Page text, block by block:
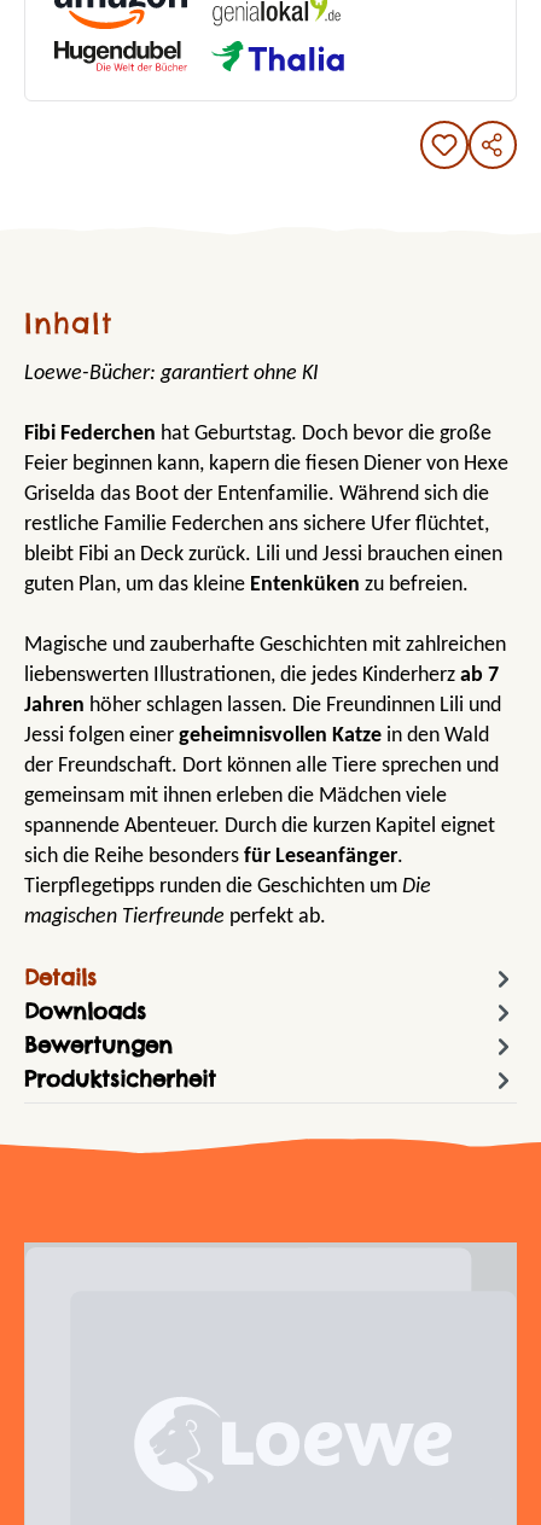
Inhalt
Loewe-Bücher: garantiert ohne KI
Fibi Federchen hat Geburtstag. Doch bevor die große
Feier beginnen kann, kapern die fiesen Diener von Hexe
Griselda das Boot der Entenfamilie. Während sich die
restliche Familie Federchen ans sichere Ufer flüchtet,
bleibt Fibi an Deck zurück. Lili und Jessi brauchen einen
guten Plan, um das kleine Entenküken zu befreien.
Magische und zauberhafte Geschichten mit zahlreichen
liebenswerten Illustrationen, die jedes Kinderherz ab 7
Jahren höher schlagen lassen. Die Freundinnen Lili und
Jessi folgen einer geheimnisvollen Katze in den Wald
der Freundschaft. Dort können alle Tiere sprechen und
gemeinsam mit ihnen erleben die Mädchen viele
spannende Abenteuer. Durch die kurzen Kapitel eignet
sich die Reihe besonders für Leseanfänger.
Tierpflegetipps runden die Geschichten um Die
magischen Tierfreunde perfekt ab.
Details
Downloads
Bewertungen
Produktsicherheit